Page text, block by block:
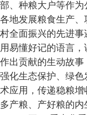
部、种粮大户等作
各地发展粮食生产
村全面振兴的先进事
用易懂好记的语言
作出贡献的生动故事
强化生态保护、绿
术应用，传递稳粮
多产粮、产好粮的内